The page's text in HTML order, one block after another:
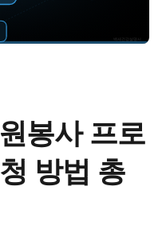
백세건강설명서
봉사 프로
방법 총